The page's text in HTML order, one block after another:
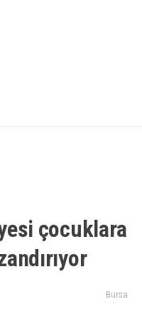
çocuklara
Bursa